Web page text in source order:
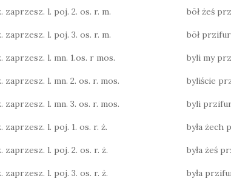
zaprzesz. l. poj. 2. os. r. m. bōł żeś
zaprzesz. l. poj. 3. os. r. m. bōł
zaprzesz. l. mn. 1.os. r mos. byli my
zaprzesz. l. mn. 2. os. r. mos. byliście
zaprzesz. l. mn. 3. os. r. mos. byli
zaprzesz. l. poj. 1. os. r. ż. była żech
zaprzesz. l. poj. 2. os. r. ż. była żeś
zaprzesz. l. poj. 3. os. r. ż. była